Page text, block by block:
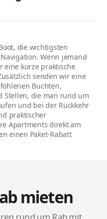
die wichtigsten
Wenn jemand
eine kurze praktische
senden wir eine
Buchten,
Stellen, die man rund um
und bei der Rückkehr
praktischer
Apartments direkt am
einen Paket-Rabatt
mieten